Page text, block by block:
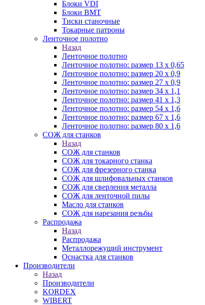
Блоки VDI
Блоки BMT
Тиски станочные
Токарные патроны
Ленточное полотно
Назад
Ленточное полотно
Ленточное полотно: размер 13 х 0,65
Ленточное полотно: размер 20 х 0,9
Ленточное полотно: размер 27 х 0,9
Ленточное полотно: размер 34 х 1,1
Ленточное полотно: размер 41 х 1,3
Ленточное полотно: размер 54 х 1,6
Ленточное полотно: размер 67 х 1,6
Ленточное полотно: размер 80 х 1,6
СОЖ для станков
Назад
СОЖ для станков
СОЖ для токарного станка
СОЖ для фрезерного станка
СОЖ для шлифовальных станков
СОЖ для сверления металла
СОЖ для ленточной пилы
Масло для станков
СОЖ для нарезания резьбы
Распродажа
Назад
Распродажа
Металлорежущий инструмент
Оснастка для станков
Производители
Назад
Производители
KORDEX
WIBERT